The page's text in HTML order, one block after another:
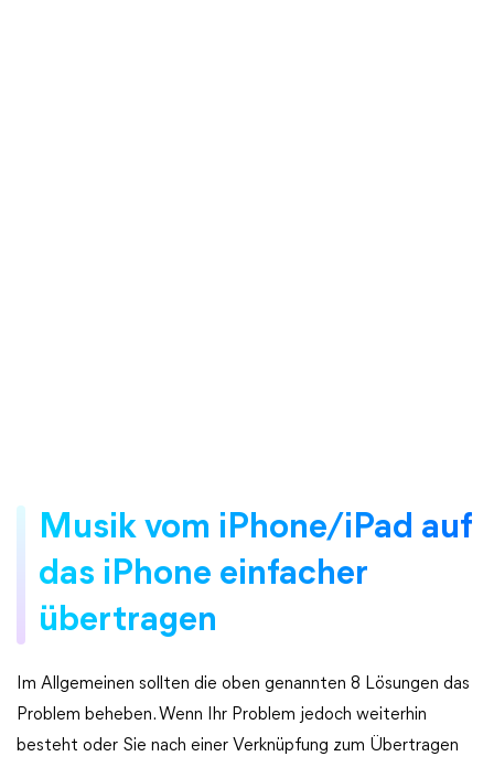
Musik vom iPhone/iPad auf
das iPhone einfacher
übertragen
Im Allgemeinen sollten die oben genannten 8 Lösungen das
Problem beheben. Wenn Ihr Problem jedoch weiterhin
besteht oder Sie nach einer Verknüpfung zum Übertragen